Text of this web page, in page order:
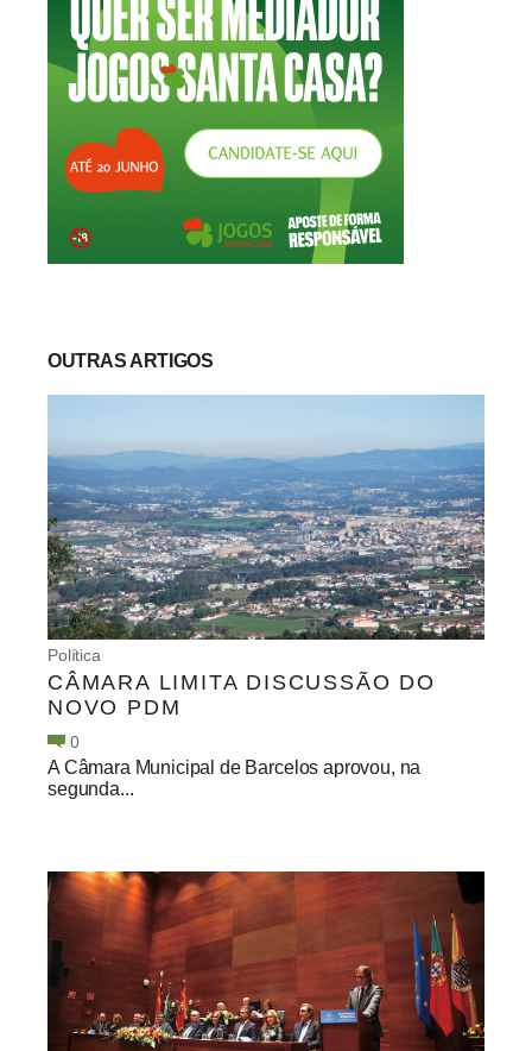
OUTRAS ARTIGOS
Política
CÂMARA LIMITA DISCUSSÃO DO
NOVO PDM
0
A Câmara Municipal de Barcelos aprovou, na
segunda...